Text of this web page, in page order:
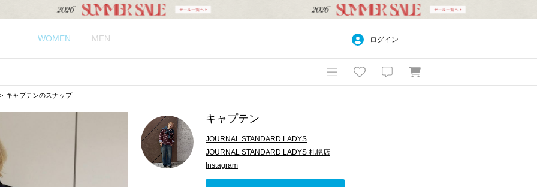
WOMEN MEN ログイン
キャプテンのスナップ
キャプテン
JOURNAL STANDARD LADYS
JOURNAL STANDARD LADYS 札幌店
Instagram